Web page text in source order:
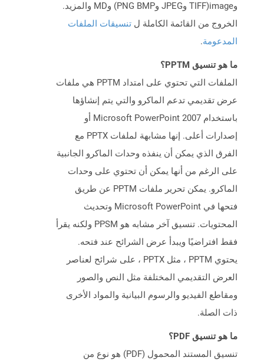
وimage(TIFF وJPEG وPNG BMP) وMD والمزيد.
الخروج من القائمة الكاملة ل تنسيقات الملفات
المدعومة.
ما هو تنسيق PPTM؟
الملفات التي تحتوي على امتداد PPTM هي ملفات
عرض تقديمي تدعم الماكرو والتي يتم إنشاؤها
باستخدام Microsoft PowerPoint 2007 أو
إصدارات أعلى. إنها مشابهة لملفات PPTX مع
الفرق الذي يمكن أن ينفذه وحدات الماكرو الجانبية
على الرغم من أنها يمكن أن تحتوي على وحدات
الماكرو. يمكن تحرير ملفات PPTM عن طريق
فتحها في Microsoft PowerPoint وتحديث
المحتويات. تنسيق آخر مشابه هو PPSM ولكنه يقرأ
فقط افتراضيًا ويبدأ عرض الشرائح عند فتحه.
يحتوي PPTM ، مثل PPTX ، على شرائح لعناصر
العرض التقديمي المختلفة مثل النص والصور
ومقاطع الفيديو والرسوم البيانية والمواد الأخرى
ذات الصلة.
ما هو تنسيق PDF؟
تنسيق المستند المحمول (PDF) هو نوع من